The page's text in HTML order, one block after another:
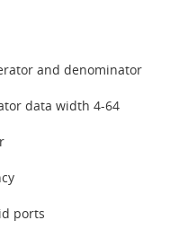
and denominator
data width 4-64
ports